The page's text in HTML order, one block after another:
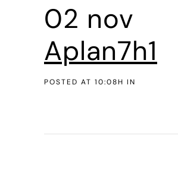
02 nov
Aplan7h1
POSTED AT 10:08H IN